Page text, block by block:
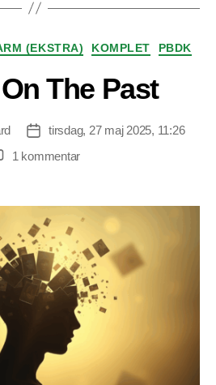
Kategorier
(EKSTRA) KOMPLET PBDK
The Past
Indlægsdato
tirsdag, 27 maj 2025, 11:26
1 kommentartil
The